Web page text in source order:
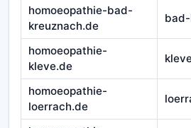
homoeopathie-bad-
kreuznach.de
homoeopathie-
kleve.de
homoeopathie-
loerrach.de